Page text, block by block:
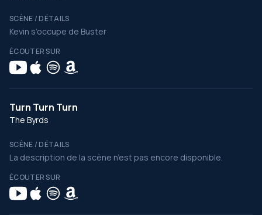
SCÈNE / DÉTAILS
Kevin s’occupe de Buster
ÉCOUTER SUR
Turn Turn Turn
The Byrds
SCÈNE / DÉTAILS
La description de la scène n’est pas encore disponible.
ÉCOUTER SUR